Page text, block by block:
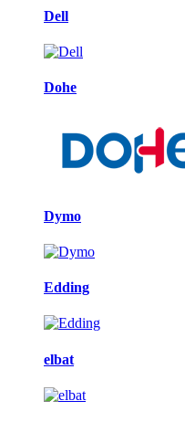
Dell
Dohe
Dymo
Edding
elbat